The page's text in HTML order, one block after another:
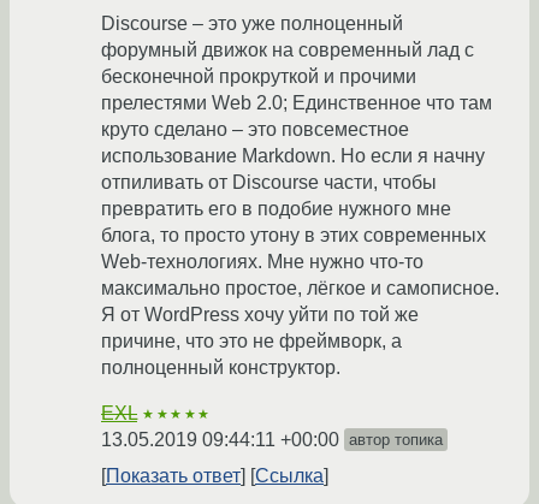
Discourse – это уже полноценный
форумный движок на современный лад с
бесконечной прокруткой и прочими
прелестями Web 2.0; Единственное что там
круто сделано – это повсеместное
использование Markdown. Но если я начну
отпиливать от Discourse части, чтобы
превратить его в подобие нужного мне
блога, то просто утону в этих современных
Web-технологиях. Мне нужно что-то
максимально простое, лёгкое и самописное.
Я от WordPress хочу уйти по той же
причине, что это не фреймворк, а
полноценный конструктор.
EXL ★★★★★
13.05.2019 09:44:11 +00:00 автор топика
Показать ответ Ссылка